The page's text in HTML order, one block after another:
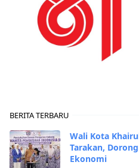
BERITA TERBARU
Wali Kota
Tarakan,
Ekonomi